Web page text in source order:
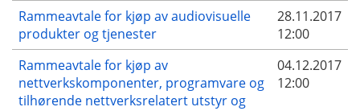
Rammeavtale for kjøp av audiovisuelle
produkter og tjenester
28.11.2017
12:00
Rammeavtale for kjøp av
nettverkskomponenter, programvare og
tilhørende nettverksrelatert utstyr og
04.12.2017
12:00